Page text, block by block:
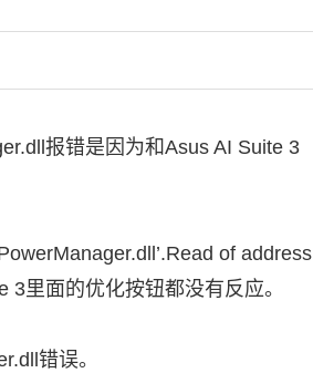
报错是因为和Asus AI Suite 3
of address
里面的优化按钮都没有反应。
错误。